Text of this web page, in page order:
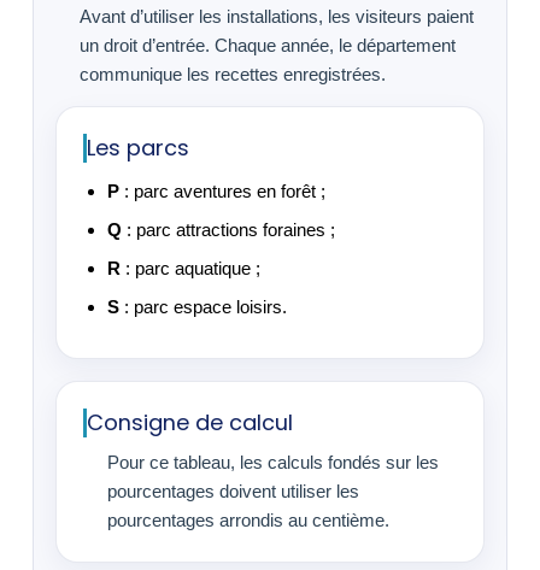
Avant d’utiliser les installations, les visiteurs paient
un droit d’entrée. Chaque année, le département
communique les recettes enregistrées.
Les parcs
P : parc aventures en forêt ;
Q : parc attractions foraines ;
R : parc aquatique ;
S : parc espace loisirs.
Consigne de calcul
Pour ce tableau, les calculs fondés sur les
pourcentages doivent utiliser les
pourcentages arrondis au centième.